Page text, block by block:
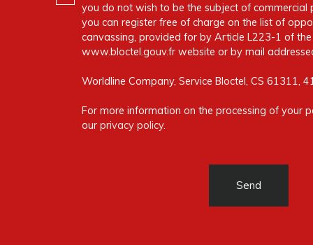
you do not wish to be the subject of commercial
you can register free of charge on the list of
canvassing, provided for by Article L223-1 of
www.bloctel.gouv.fr website or by mail
Worldline Company, Service Bloctel, CS 61311,
For more information on the processing of your
our privacy policy.
Send